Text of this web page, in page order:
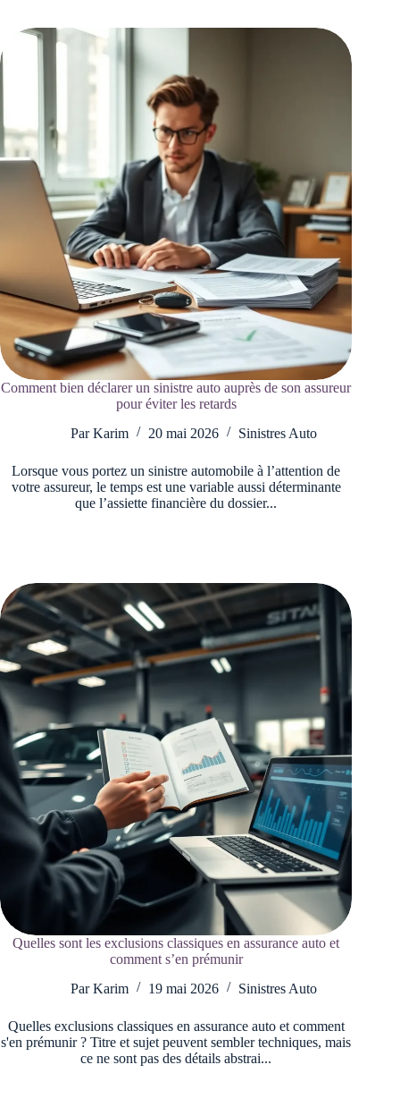
Comment bien déclarer un sinistre auto auprès de son assureur
pour éviter les retards
Par Karim 20 mai 2026 Sinistres Auto
Lorsque vous portez un sinistre automobile à l’attention de
votre assureur, le temps est une variable aussi déterminante
que l’assiette financière du dossier...
Quelles sont les exclusions classiques en assurance auto et
comment s’en prémunir
Par Karim 19 mai 2026 Sinistres Auto
Quelles exclusions classiques en assurance auto et comment
s'en prémunir ? Titre et sujet peuvent sembler techniques, mais
ce ne sont pas des détails abstrai...